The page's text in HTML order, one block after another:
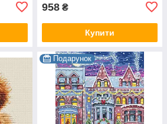
958 ₴
Купити
Подарунок